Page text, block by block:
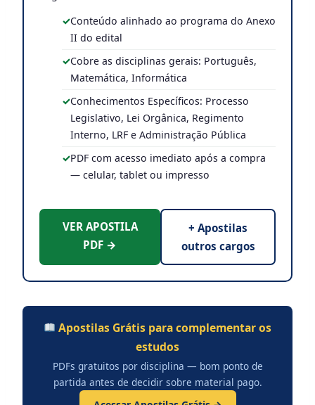
Conteúdo alinhado ao programa do Anexo
II do edital
Cobre as disciplinas gerais: Português,
Matemática, Informática
Conhecimentos Específicos: Processo
Legislativo, Lei Orgânica, Regimento
Interno, LRF e Administração Pública
PDF com acesso imediato após a compra
— celular, tablet ou impresso
VER APOSTILA
PDF →
+ Apostilas
outros cargos
Apostilas Grátis para complementar os
estudos
PDFs gratuitos por disciplina — bom ponto de
partida antes de decidir sobre material pago.